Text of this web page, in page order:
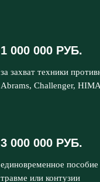
1 000 000 РУБ.
за захват техники
Abrams, Challenger,
3 000 000 РУБ.
единовременное
травме или контузии